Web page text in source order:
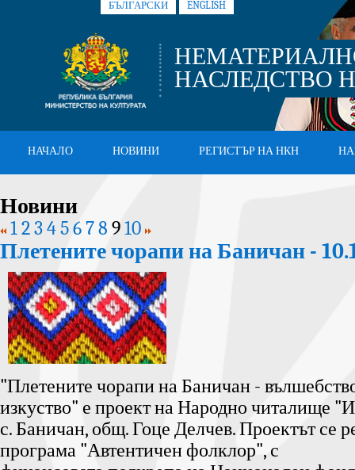
БЪЛГАРСКИ ENGLISH
НАСЛЕДСТВО
НАЧАЛО НОВИНИ РЕГИСТЪР НА НКН
Новини
12345678 910
Плетените чорапи на Баничан -
"Плетените чорапи на Баничан -
изкуство" е проект на Народно читалище
с. Баничан, общ. Гоце Делчев. Проектът се
програма "Автентичен фолклор", с